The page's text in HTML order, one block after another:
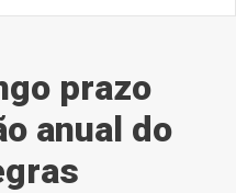
prazo
anual do